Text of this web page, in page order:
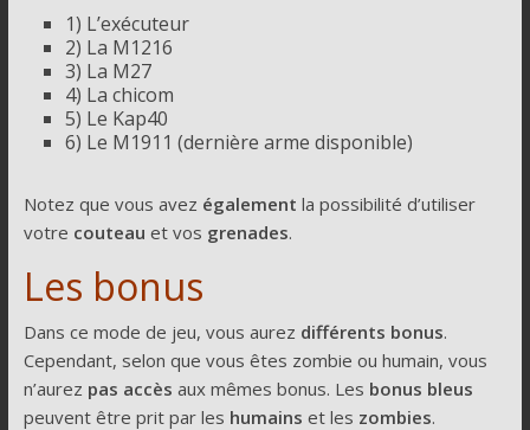
1) L’exécuteur
2) La M1216
3) La M27
4) La chicom
5) Le Kap40
6) Le M1911 (dernière arme disponible)
Notez que vous avez également la possibilité d’utiliser
votre couteau et vos grenades.
Les bonus
Dans ce mode de jeu, vous aurez différents bonus.
Cependant, selon que vous êtes zombie ou humain, vous
n’aurez pas accès aux mêmes bonus. Les bonus bleus
peuvent être prit par les humains et les zombies.